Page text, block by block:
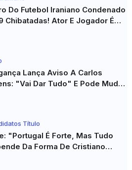
Do Futebol Iraniano Condenado
Chibatadas! Ator E Jogador É
Lança Aviso A Carlos
"Vai Dar Tudo" E Pode Mudar
Título
"Portugal É Forte, Mas Tudo
Da Forma De Cristiano